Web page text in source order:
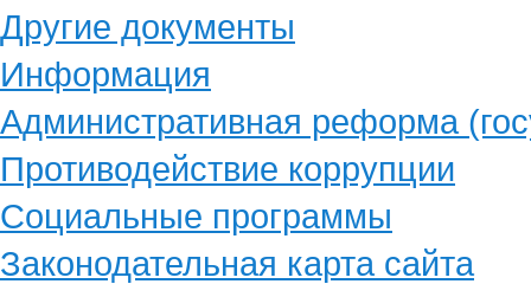
Другие документы
Информация
Административная реформа
Противодействие коррупции
Социальные программы
Законодательная карта сайта